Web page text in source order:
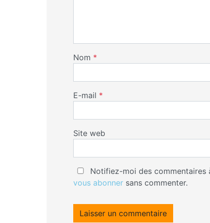
Nom *
E-mail *
Site web
Notifiez-moi des commentaires
vous abonner sans commenter.